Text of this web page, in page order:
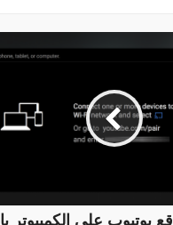
يوتيوب على الكمبيوتر